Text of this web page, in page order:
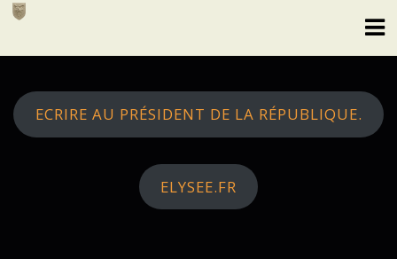
Skip
ECRIRE AU PRÉSIDENT DE LA RÉPUBLIQUE.
ELYSEE.FR